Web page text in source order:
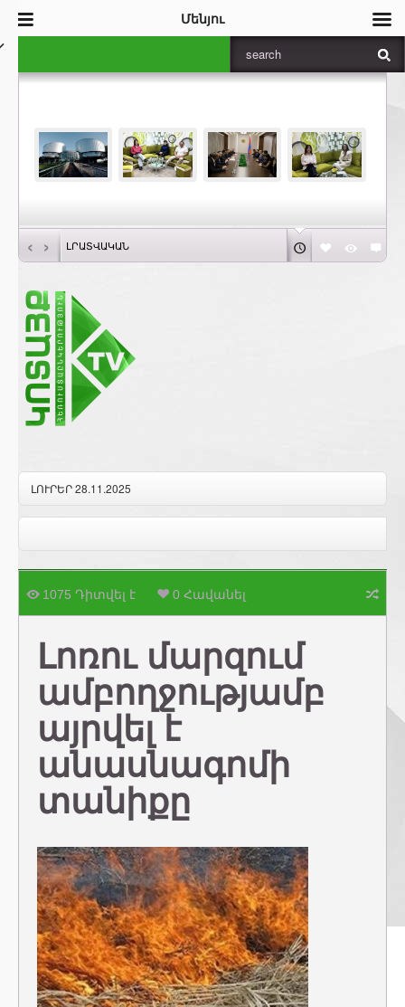
‹ › ԼՐԱՏՎԱԿԱՆ
ԼՈՒՐԵՐ 28.11.2025
1075 Դիտվել է 0 Հավանել
Լոռու մարզում
ամբողջությամբ
այրվել է
անասնագոմի
տանիքը
Մենյու